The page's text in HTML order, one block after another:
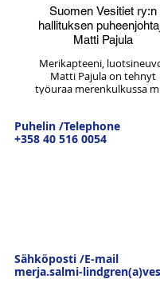
Suomen Vesitiet ry:n
hallituksen
Matti Pajula
Merikapteeni,
Matti Pajula on tehnyt
työuraa merenkulkussa
Merenkulkulaitoksessa
johtotehtävissä.
Puhelin /Telephone
+358 40 516 0054
Sähköposti /E-mail
merja.salmi-